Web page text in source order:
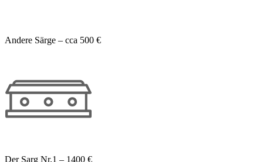
Andere Särge – cca 500 €
Der Sarg Nr.1 – 1400 €